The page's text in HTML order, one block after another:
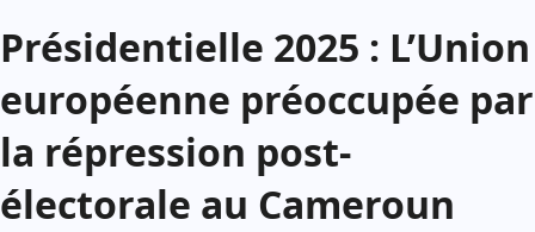
Présidentielle 2025 : L’Union
européenne préoccupée par
la répression post-
électorale au Cameroun